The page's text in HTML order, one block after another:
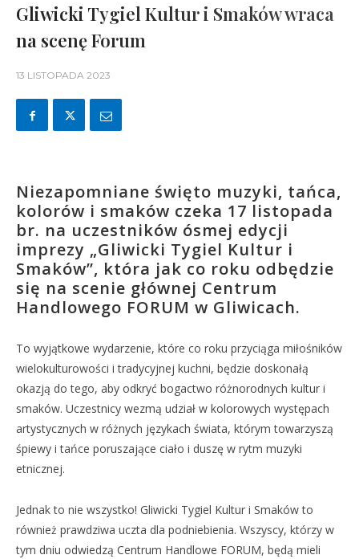
Gliwicki Tygiel Kultur i Smaków wraca
na scenę Forum
13 LISTOPADA 2023
Niezapomniane święto muzyki, tańca,
kolorów i smaków czeka 17 listopada
br. na uczestników ósmej edycji
imprezy „Gliwicki Tygiel Kultur i
Smaków”, która jak co roku odbędzie
się na scenie głównej Centrum
Handlowego FORUM w Gliwicach.
To wyjątkowe wydarzenie, które co roku przyciąga miłośników
wielokulturowości i tradycyjnej kuchni, będzie doskonałą
okazją do tego, aby odkryć bogactwo różnorodnych kultur i
smaków. Uczestnicy wezmą udział w kolorowych występach
artystycznych w różnych językach świata, którym towarzyszą
śpiewy i tańce poruszające ciało i duszę w rytm muzyki
etnicznej.
Jednak to nie wszystko! Gliwicki Tygiel Kultur i Smaków to
również prawdziwa uczta dla podniebienia. Wszyscy, którzy w
tym dniu odwiedzą Centrum Handlowe FORUM, będą mieli